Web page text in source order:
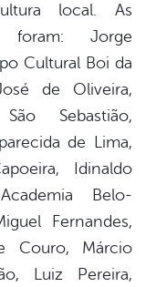
local. As
foram: Jorge
Cultural Boi da
de Oliveira,
Sebastião,
de Lima,
Idinaldo
Belo-
Fernandes,
Couro, Márcio
Luiz Pereira,